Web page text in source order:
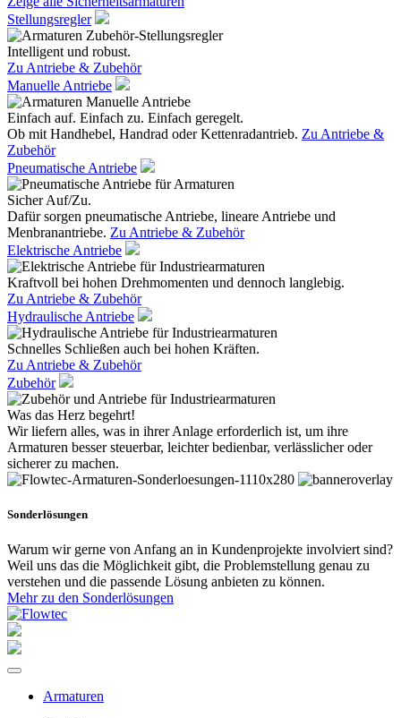
Stellungsregler
Intelligent und robust.
Zu Antriebe & Zubehör
Manuelle Antriebe
Einfach auf. Einfach zu. Einfach geregelt.
Ob mit Handhebel, Handrad oder Kettenradantrieb. Zu Antriebe &
Zubehör
Pneumatische Antriebe
Sicher Auf/Zu.
Dafür sorgen pneumatische Antriebe, lineare Antriebe und
Menbranantriebe. Zu Antriebe & Zubehör
Elektrische Antriebe
Kraftvoll bei hohen Drehmomenten und dennoch langlebig.
Zu Antriebe & Zubehör
Hydraulische Antriebe
Schnelles Schließen auch bei hohen Kräften.
Zu Antriebe & Zubehör
Zubehör
Was das Herz begehrt!
Wir liefern alles, was in ihrer Anlage erforderlich ist, um ihre
Armaturen besser steuerbar, leichter bedienbar, verlässlicher oder
sicherer zu machen.
Sonderlösungen
Warum wir gerne von Anfang an in Kundenprojekte involviert sind?
Weil uns das die Möglichkeit gibt, die Problemstellung genau zu
verstehen und die passende Lösung anbieten zu können.
Mehr zu den Sonderlösungen
Armaturen